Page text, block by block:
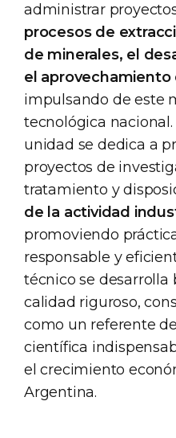
administrar
procesos de
de minerales, el
el
impulsando de este
tecnológica
unidad se dedica a
proyectos de
tratamiento y
de la actividad
promoviendo
responsable y
técnico se desarrolla
calidad riguroso,
como un referente
científica
el crecimiento
Argentina.